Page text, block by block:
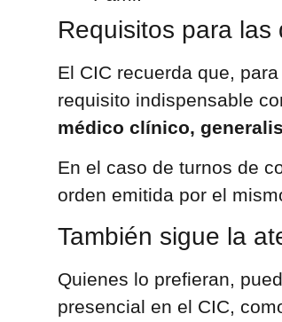
Requisitos para las
El CIC recuerda que,
requisito indispensable
médico clínico,
En el caso de turnos de
orden emitida por el
También sigue la
Quienes lo prefieran,
presencial en el CIC,